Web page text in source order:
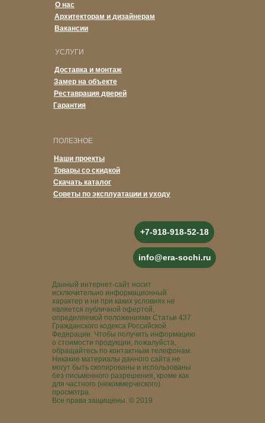
Данный интернет-сайт носит
исключительно информационный
характер и ни при каких условиях не
является публичной офертой,
определяемой положениями Статьи 437
Гражданского кодекса Российской
Федерации. Чтобы получить информацию
о стоимости продукции, пожалуйста,
обращайтесь по контактным телефонам.
Никакие материалы данного сайта не
могут быть скопированы и использованы
без письменного разрешения, кроме как
для частного (некоммерческого)
просмотра.
Все права защищены. © 2019
info@era-sochi.ru
+7-918-918-52-18
Гарантия
Реставрация дверей
Замер на объекте
Доставка и монтаж
УСЛУГИ
Вакансии
Архитекторам и дизайнерам
О нас
Советы по эксплуатации и уходу
Скачать каталог
Товары со скидкой
Наши проекты
ПОЛЕЗНОЕ